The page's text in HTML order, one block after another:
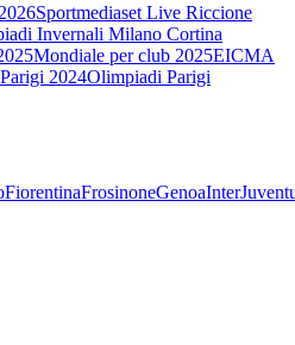
Sportmediaset Live Riccione
Invernali Milano Cortina
Mondiale per club 2025EICMA
2024Olimpiadi Parigi
FiorentinaFrosinoneGenoaInter